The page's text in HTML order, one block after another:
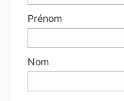
Prénom
Nom